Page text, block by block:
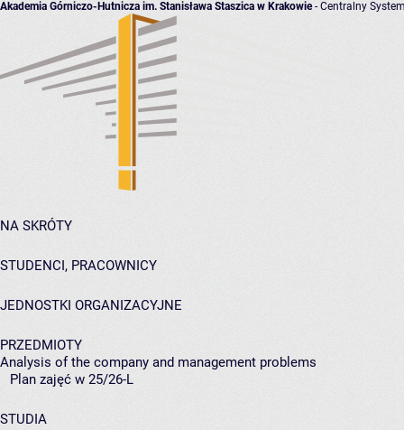
Akademia Górniczo-Hutnicza im. Stanisława Staszica w Krakowie- Centralny
NA SKRÓTY
STUDENCI, PRACOWNICY
JEDNOSTKI ORGANIZACYJNE
PRZEDMIOTY
Analysis of the company and management problems
Plan zajęć w 25/26-L
STUDIA